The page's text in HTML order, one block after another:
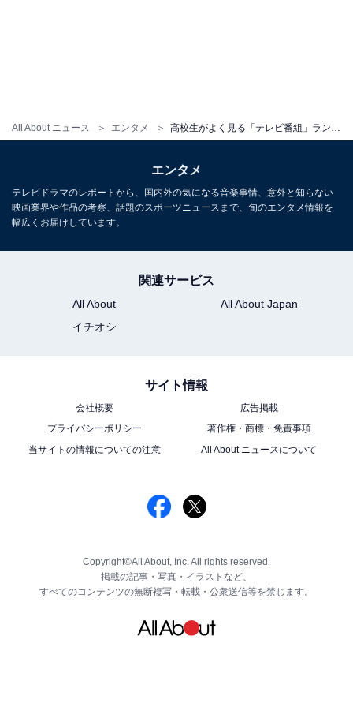
All About ニュース エンタメ 高校生がよく見る「テレビ番組」ランキング！ 『ミュージックステーション』を抑え1位となったのは？
エンタメ
テレビドラマのレポートから、国内外の気になる音楽事情、意外と知らない
映画業界や作品の考察、話題のスポーツニュースまで、旬のエンタメ情報を
幅広くお届けしています。
関連サービス
All About
All About Japan
イチオシ
サイト情報
会社概要
広告掲載
プライバシーポリシー
著作権・商標・免責事項
当サイトの情報についての注意
All About ニュースについて
Copyright©All About, Inc. All rights reserved.
掲載の記事・写真・イラストなど、
すべてのコンテンツの無断複写・転載・公衆送信等を禁じます。